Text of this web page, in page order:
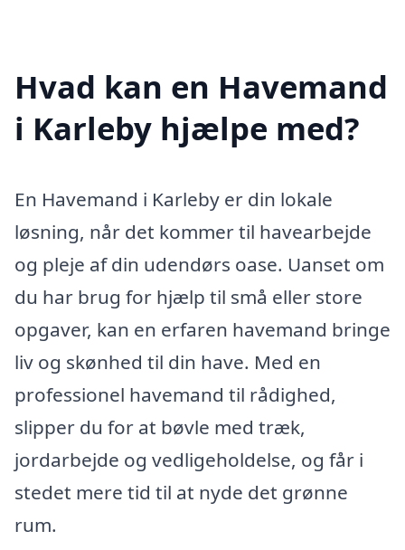
Hvad kan en Havemand
i Karleby hjælpe med?
En Havemand i Karleby er din lokale
løsning, når det kommer til havearbejde
og pleje af din udendørs oase. Uanset om
du har brug for hjælp til små eller store
opgaver, kan en erfaren havemand bringe
liv og skønhed til din have. Med en
professionel havemand til rådighed,
slipper du for at bøvle med træk,
jordarbejde og vedligeholdelse, og får i
stedet mere tid til at nyde det grønne
rum.